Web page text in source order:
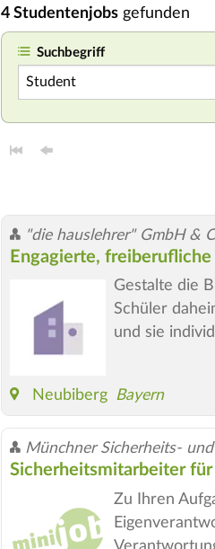
4 Studentenjobs gefunden
Suchbegriff
"die hauslehrer" GmbH &
Engagierte,
Gestalte die
Schüler
und sie
Neubiberg Bayern
Münchner Sicherheits-
Sicherheitsmitarbeiter
Zu Ihren